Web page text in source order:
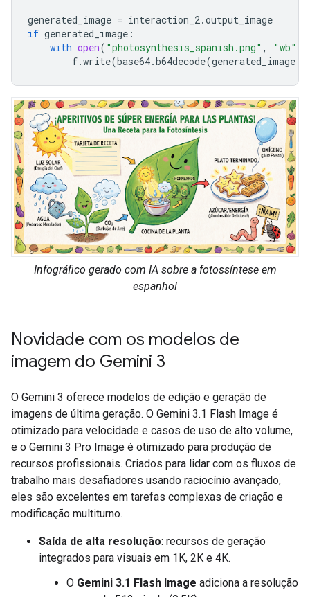
generated_image = interaction_2.output_image
if generated_image :
with open( "photosynthesis_spanish.png" , "wb"
f.write(base64.b64decode(generated_image.
Infográfico gerado com IA sobre a fotossíntese em
espanhol
Novidade com os modelos de
imagem do Gemini 3
O Gemini 3 oferece modelos de edição e geração de
imagens de última geração. O Gemini 3.1 Flash Image é
otimizado para velocidade e casos de uso de alto volume,
e o Gemini 3 Pro Image é otimizado para produção de
recursos profissionais. Criados para lidar com os fluxos de
trabalho mais desafiadores usando raciocínio avançado,
eles são excelentes em tarefas complexas de criação e
modificação multiturno.
Saída de alta resolução: recursos de geração
integrados para visuais em 1K, 2K e 4K.
O Gemini 3.1 Flash Image adiciona a resolução